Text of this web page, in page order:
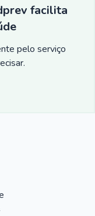
facilita
pelo serviço